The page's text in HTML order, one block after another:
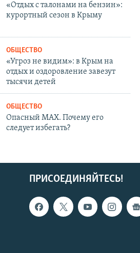
«Отдых с талонами на бензин»:
курортный сезон в Крыму
ОБЩЕСТВО
«Угроз не видим»: в Крым на
отдых и оздоровление завезут
тысячи детей
ОБЩЕСТВО
Опасный MAX. Почему его
следует избегать?
ПРИСОЕДИНЯЙТЕСЬ!